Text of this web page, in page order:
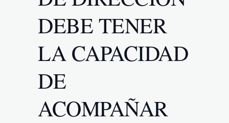
DEBE TENER
LA CAPACIDAD
DE
ACOMPAÑAR